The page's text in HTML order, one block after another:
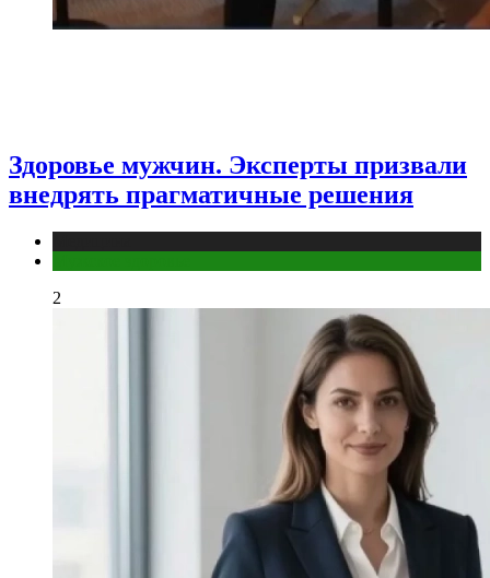
Здоровье мужчин. Эксперты призвали
внедрять прагматичные решения
2